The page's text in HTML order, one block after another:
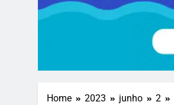
Home 2023 junho 2